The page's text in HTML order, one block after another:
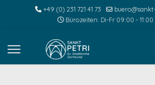
+49 (0) 231 721 41 73
Bürozeiten: Di-Fr 09:00 - 11:00